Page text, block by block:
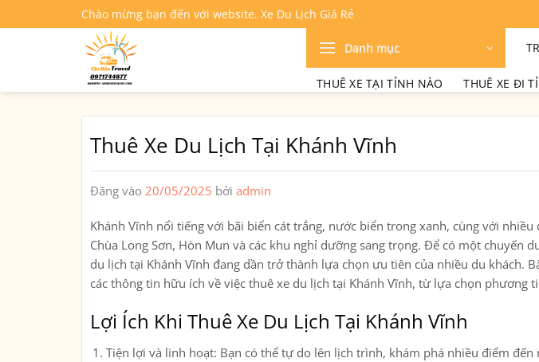
qua
Chào mừng bạn đến với website. Xe Du Lịch Giá Rẻ
Danh mục
THUÊ XE TẠI TỈNH NÀO THUÊ XE ĐI
Thuê Xe Du Lịch Tại Khánh Vĩnh
Đăng vào 20/05/2025 bởi admin
Khánh Vĩnh nổi tiếng với bãi biển cát trắng, nước biển trong xanh, cùng với
Chùa Long Sơn, Hòn Mun và các khu nghỉ dưỡng sang trọng. Để có một chuyến
du lịch tại Khánh Vĩnh đang dần trở thành lựa chọn ưu tiên của nhiều du khách.
các thông tin hữu ích về việc thuê xe du lịch tại Khánh Vĩnh, từ lựa chọn phương
Lợi Ích Khi Thuê Xe Du Lịch Tại Khánh Vĩnh
Tiện lợi và linh hoạt: Bạn có thể tự do lên lịch trình, khám phá nhiều điểm